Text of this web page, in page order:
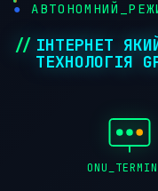
ІНТЕРНЕТ
ТЕХНОЛОГІЯ